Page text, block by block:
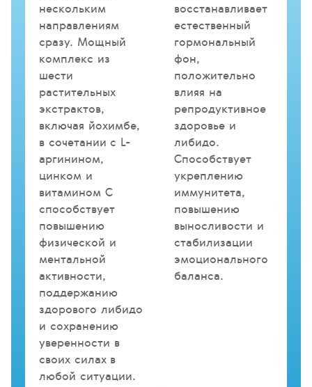
нескольким
направлениям
сразу. Мощный
комплекс из
шести
растительных
экстрактов,
включая йохимбе,
в сочетании с L-
аргинином,
цинком и
витамином С
способствует
повышению
физической и
ментальной
активности,
поддержанию
здорового либидо
и сохранению
уверенности в
своих силах в
любой ситуации.
восстанавливает
естественный
гормональный
фон,
положительно
влияя на
репродуктивное
здоровье и
либидо.
Способствует
укреплению
иммунитета,
повышению
выносливости и
стабилизации
эмоционального
баланса.